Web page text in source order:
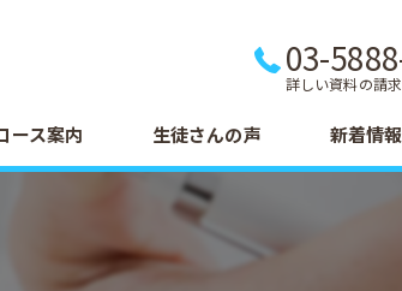
03-
詳しい資料の請
ース案内 生徒さんの声 新着情報